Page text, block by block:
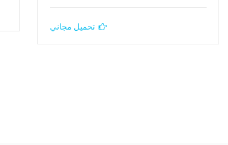
تحميل مجاني